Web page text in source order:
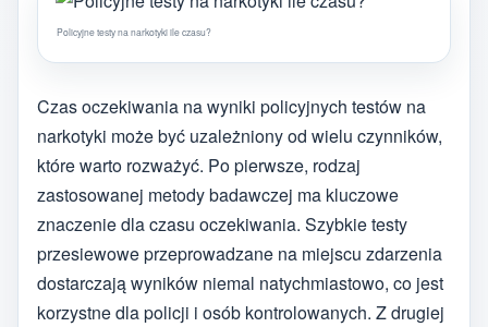
Policyjne testy na narkotyki ile czasu?
Czas oczekiwania na wyniki policyjnych testów na
narkotyki może być uzależniony od wielu czynników,
które warto rozważyć. Po pierwsze, rodzaj
zastosowanej metody badawczej ma kluczowe
znaczenie dla czasu oczekiwania. Szybkie testy
przesiewowe przeprowadzane na miejscu zdarzenia
dostarczają wyników niemal natychmiastowo, co jest
korzystne dla policji i osób kontrolowanych. Z drugiej